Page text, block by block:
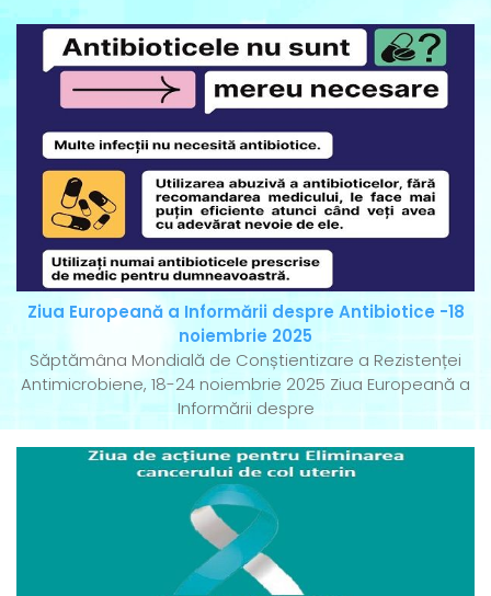
Ziua Europeană a Informării despre Antibiotice -18
noiembrie 2025
Săptămâna Mondială de Conștientizare a Rezistenței
Antimicrobiene, 18-24 noiembrie 2025 Ziua Europeană a
Informării despre